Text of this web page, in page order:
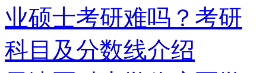
业硕士考研难吗？考研
科目及分数线介绍